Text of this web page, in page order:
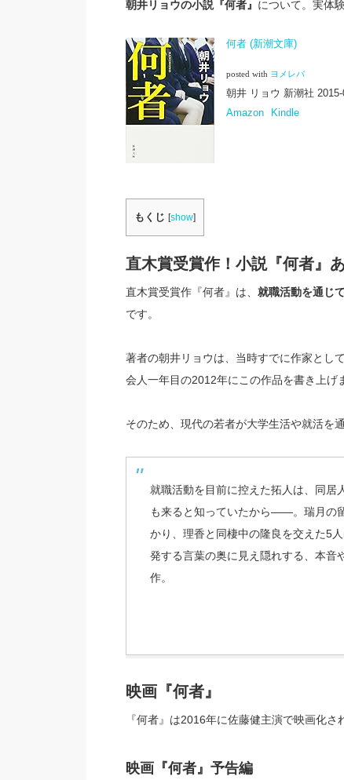
朝井リョウの小説『何者』 について。実体
何者 (新潮文庫)
posted with ヨメレバ
朝井 リョウ 新潮社 2015-
Amazon
Kindle
もくじ [show]
直木賞受賞作！小説『何者』
直木賞受賞作『何者』は、 就職活動を通じ
です。
著者の朝井リョウは、当時すでに作家とし
会人一年目の2012年にこの作品を書き上げ
そのため、現代の若者が大学生活や就活を
就職活動を目前に控えた拓人は、同居
も来ると知っていたから――。瑞月の
かり、理香と同棲中の隆良を交えた5
発する言葉の奥に見え隠れする、本
作。
映画『何者』
『何者』は2016年に佐藤健主演で映画化さ
映画『何者』予告編